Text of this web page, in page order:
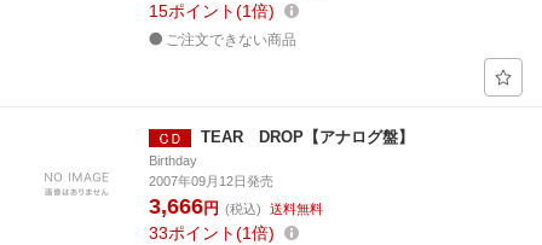
15ポイント 1倍
ご注文できない商品
TEAR DROP【アナログ盤】
Birthday
2007年09月12日発売
3,666円 (税込) 送料無料
33ポイント 1倍